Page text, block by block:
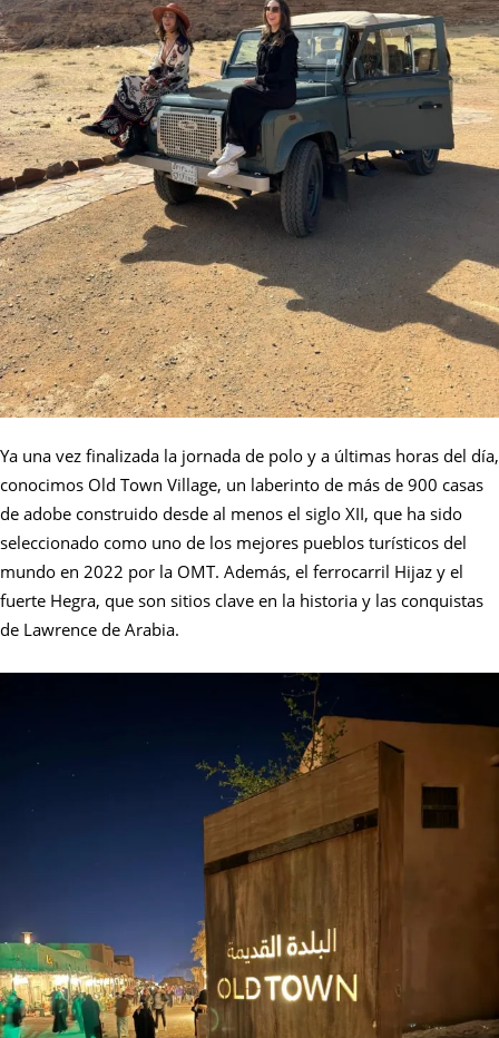
Ya una vez finalizada la jornada de polo y a últimas horas del día,
conocimos Old Town Village, un laberinto de más de 900 casas
de adobe construido desde al menos el siglo XII, que ha sido
seleccionado como uno de los mejores pueblos turísticos del
mundo en 2022 por la OMT. Además, el ferrocarril Hijaz y el
fuerte Hegra, que son sitios clave en la historia y las conquistas
de Lawrence de Arabia.